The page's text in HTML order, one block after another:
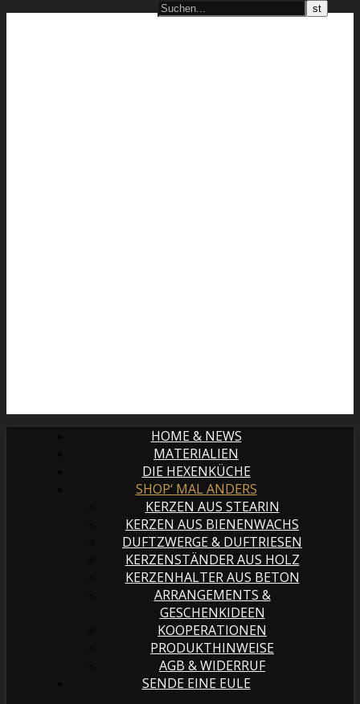
HOME & NEWS
MATERIALIEN
DIE HEXENKÜCHE
SHOP‘ MAL ANDERS
KERZEN AUS STEARIN
KERZEN AUS BIENENWACHS
DUFTZWERGE & DUFTRIESEN
KERZENSTÄNDER AUS HOLZ
KERZENHALTER AUS BETON
ARRANGEMENTS &
GESCHENKIDEEN
KOOPERATIONEN
PRODUKTHINWEISE
AGB & WIDERRUF
SENDE EINE EULE